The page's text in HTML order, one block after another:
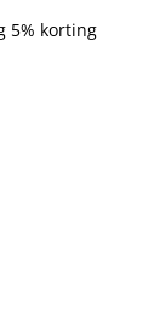
5% korting